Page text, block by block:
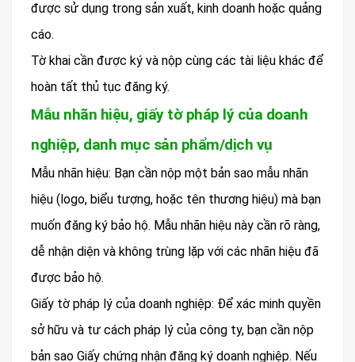
được sử dụng trong sản xuất, kinh doanh hoặc quảng
cáo.
Tờ khai cần được ký và nộp cùng các tài liệu khác để
hoàn tất thủ tục đăng ký.
Mẫu nhãn hiệu, giấy tờ pháp lý của doanh
nghiệp, danh mục sản phẩm/dịch vụ
Mẫu nhãn hiệu: Bạn cần nộp một bản sao mẫu nhãn
hiệu (logo, biểu tượng, hoặc tên thương hiệu) mà bạn
muốn đăng ký bảo hộ. Mẫu nhãn hiệu này cần rõ ràng,
dễ nhận diện và không trùng lặp với các nhãn hiệu đã
được bảo hộ.
Giấy tờ pháp lý của doanh nghiệp: Để xác minh quyền
sở hữu và tư cách pháp lý của công ty, bạn cần nộp
bản sao Giấy chứng nhận đăng ký doanh nghiệp. Nếu